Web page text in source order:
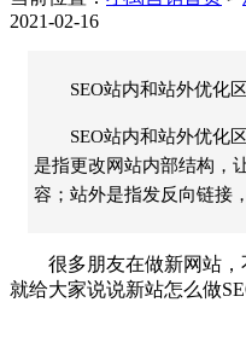
2021-02-16
SEO站内和站外优化
SEO站内和站外优化
是指更改网站内部结构，
容；站外是指发反向链接
很多朋友在做新网站，
就给大家说说新站怎么做